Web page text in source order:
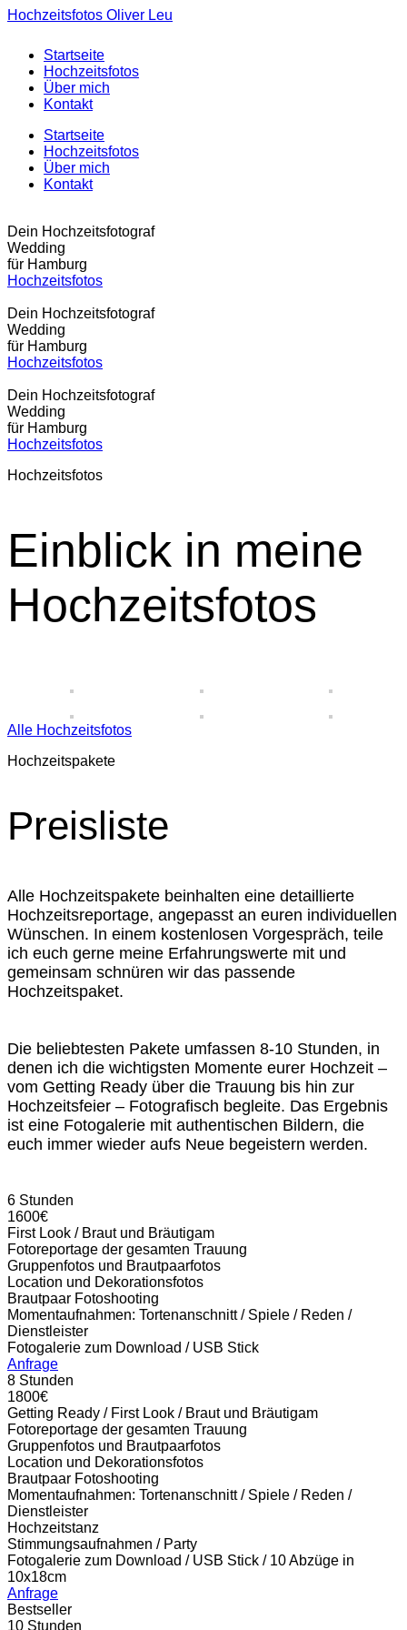
Hochzeitsfotos Oliver Leu
Startseite
Hochzeitsfotos
Über mich
Kontakt
Startseite
Hochzeitsfotos
Über mich
Kontakt
Dein Hochzeitsfotograf
Wedding
für Hamburg
Hochzeitsfotos
Dein Hochzeitsfotograf
Wedding
für Hamburg
Hochzeitsfotos
Dein Hochzeitsfotograf
Wedding
für Hamburg
Hochzeitsfotos
Hochzeitsfotos
Einblick in meine
Hochzeitsfotos
Alle Hochzeitsfotos
Hochzeitspakete
Preisliste
Alle Hochzeitspakete beinhalten eine detaillierte
Hochzeitsreportage, angepasst an euren individuellen
Wünschen. In einem kostenlosen Vorgespräch, teile
ich euch gerne meine Erfahrungswerte mit und
gemeinsam schnüren wir das passende
Hochzeitspaket.
Die beliebtesten Pakete umfassen 8-10 Stunden, in
denen ich die wichtigsten Momente eurer Hochzeit –
vom Getting Ready über die Trauung bis hin zur
Hochzeitsfeier – Fotografisch begleite. Das Ergebnis
ist eine Fotogalerie mit authentischen Bildern, die
euch immer wieder aufs Neue begeistern werden.
6 Stunden
1600€
First Look / Braut und Bräutigam
Fotoreportage der gesamten Trauung
Gruppenfotos und Brautpaarfotos
Location und Dekorationsfotos
Brautpaar Fotoshooting
Momentaufnahmen: Tortenanschnitt / Spiele / Reden /
Dienstleister
Fotogalerie zum Download / USB Stick
Anfrage
8 Stunden
1800€
Getting Ready / First Look / Braut und Bräutigam
Fotoreportage der gesamten Trauung
Gruppenfotos und Brautpaarfotos
Location und Dekorationsfotos
Brautpaar Fotoshooting
Momentaufnahmen: Tortenanschnitt / Spiele / Reden /
Dienstleister
Hochzeitstanz
Stimmungsaufnahmen / Party
Fotogalerie zum Download / USB Stick / 10 Abzüge in
10x18cm
Anfrage
Bestseller
10 Stunden